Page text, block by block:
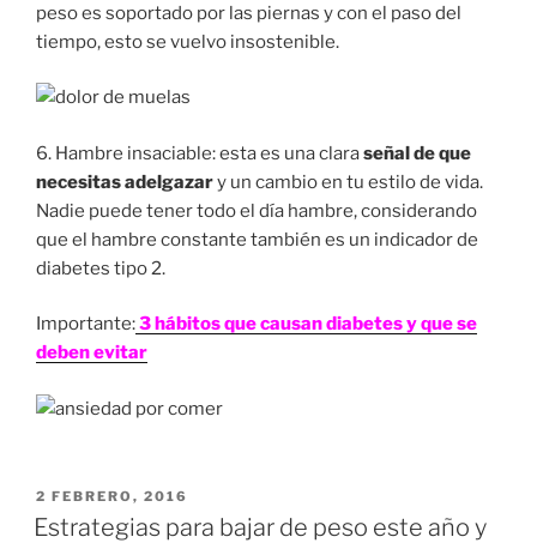
peso es soportado por las piernas y con el paso del
tiempo, esto se vuelvo insostenible.
6. Hambre insaciable: esta es una claraseñal de que
necesitas adelgazary un cambio en tu estilo de vida.
Nadie puede tener todo el día hambre, considerando
que el hambre constante también es un indicador de
diabetes tipo 2.
Importante:3 hábitos que causan diabetes y que se
deben evitar
PUBLICADO
EN
2 FEBRERO, 2016
Estrategias para bajar de peso este año y